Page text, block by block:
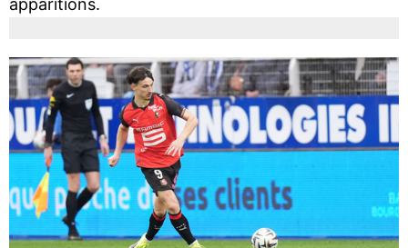
apparitions.